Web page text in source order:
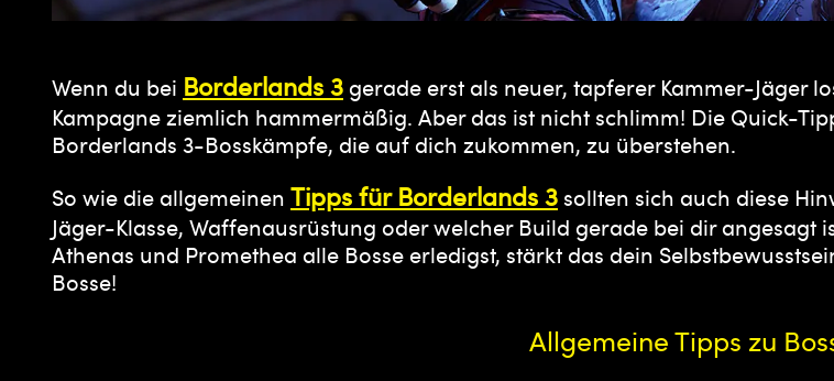
Wenn du bei Borderlands 3 gerade erst als neuer, tapferer Kammer-Jäger
Kampagne ziemlich hammermäßig. Aber das ist nicht schlimm! Die Quick-
Borderlands 3-Bosskämpfe, die auf dich zukommen, zu überstehen.
So wie die allgemeinen Tipps für Borderlands 3sollten sich auch diese
Jäger-Klasse, Waffenausrüstung oder welcher Build gerade bei dir
Athenas und Promethea alle Bosse erledigst, stärkt das dein
Bosse!
Allgemeine Tipps zu